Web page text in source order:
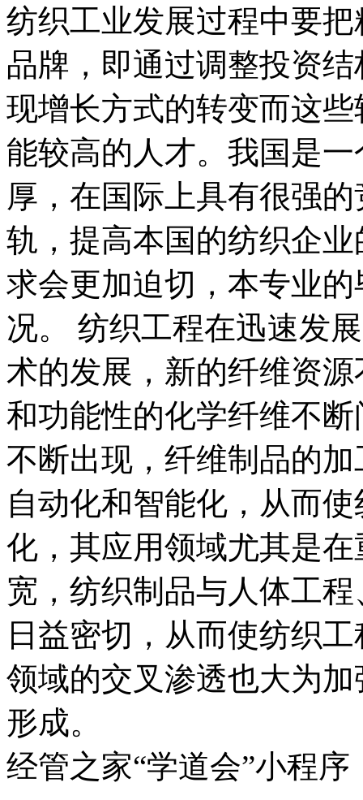
纺织工业发展过程中要
品牌，即通过调整投资
现增长方式的转变而这
能较高的人才。我国是
厚，在国际上具有很强
轨，提高本国的纺织企
求会更加迫切，本专业
况。 纺织工程在迅速发
术的发展，新的纤维资
和功能性的化学纤维不
不断出现，纤维制品的
自动化和智能化，从而
化，其应用领域尤其是
宽，纺织制品与人体工
日益密切，从而使纺织
领域的交叉渗透也大为
形成。
经管之家“学道会”小程序